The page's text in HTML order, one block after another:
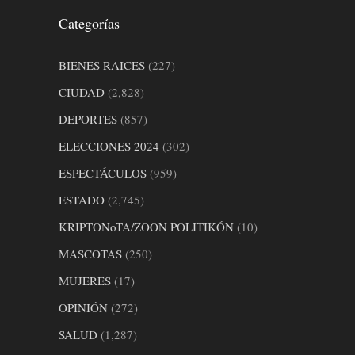
Categorías
BIENES RAICES(227)
CIUDAD(2,828)
DEPORTES(857)
ELECCIONES 2024 (302)
ESPECTÁCULOS(959)
ESTADO(2,745)
KRIPTONoTA/ZOON POLITIKÓN(10)
MASCOTAS(250)
MUJERES(17)
OPINIÓN(272)
SALUD(1,287)